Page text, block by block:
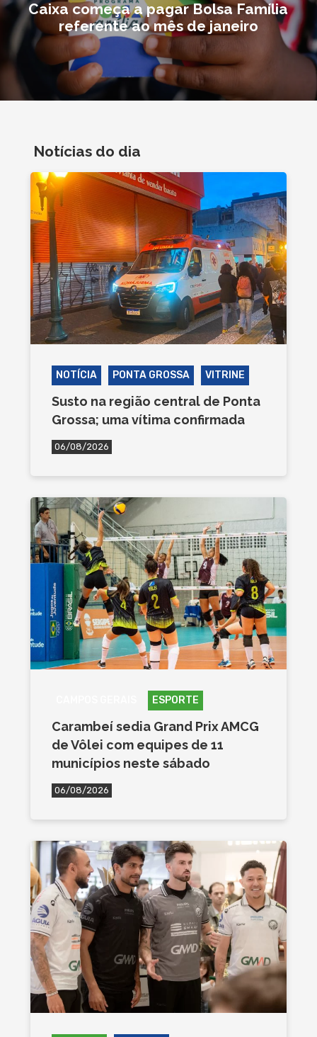
Caixa começa a pagar Bolsa Família
referente ao mês de janeiro
Notícias do dia
NOTÍCIA PONTA GROSSA VITRINE
Susto na região central de Ponta
Grossa; uma vítima confirmada
06/08/2026
ESPORTE
Carambeí sedia Grand Prix AMCG
de Vôlei com equipes de 11
municípios neste sábado
06/08/2026